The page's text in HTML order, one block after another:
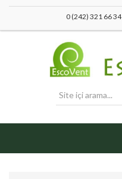
0 (242) 321 66 34